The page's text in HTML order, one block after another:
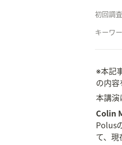
初回調
キーワ
※本記
の内
本講演
Colin
Polus
て、